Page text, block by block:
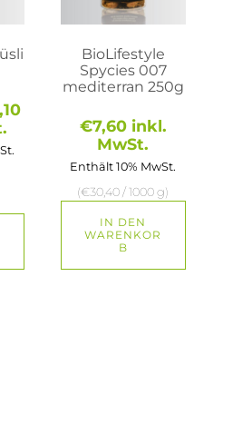
Preisspanne:
BioLifestyle
Spycies 007
mediterran 250g
€7,60 inkl.
MwSt.
Enthält 10% MwSt.
(€30,40/ 1000 g)
IN DEN
WARENKOR
B